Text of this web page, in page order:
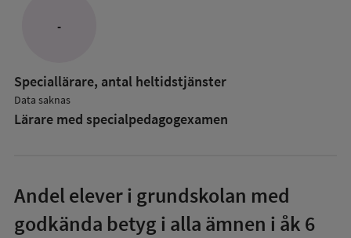
-
Speciallärare, antal heltidstjänster
Data saknas
Lärare med specialpedagog­examen
Andel elever i grundskolan med
godkända betyg i alla ämnen i åk 6